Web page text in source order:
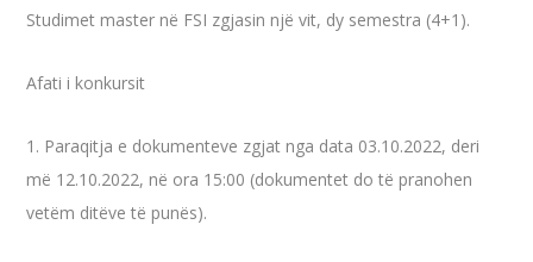
Studimet master në FSI zgjasin një vit, dy semestra (4+1).
Afati i konkursit
1. Paraqitja e dokumenteve zgjat nga data 03.10.2022, deri
më 12.10.2022, në ora 15:00 (dokumentet do të pranohen
vetëm ditëve të punës).